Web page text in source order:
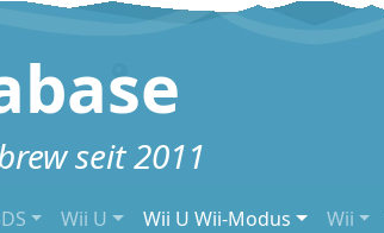
seit 2011
Wii U Wii U Wii-Modus Wii